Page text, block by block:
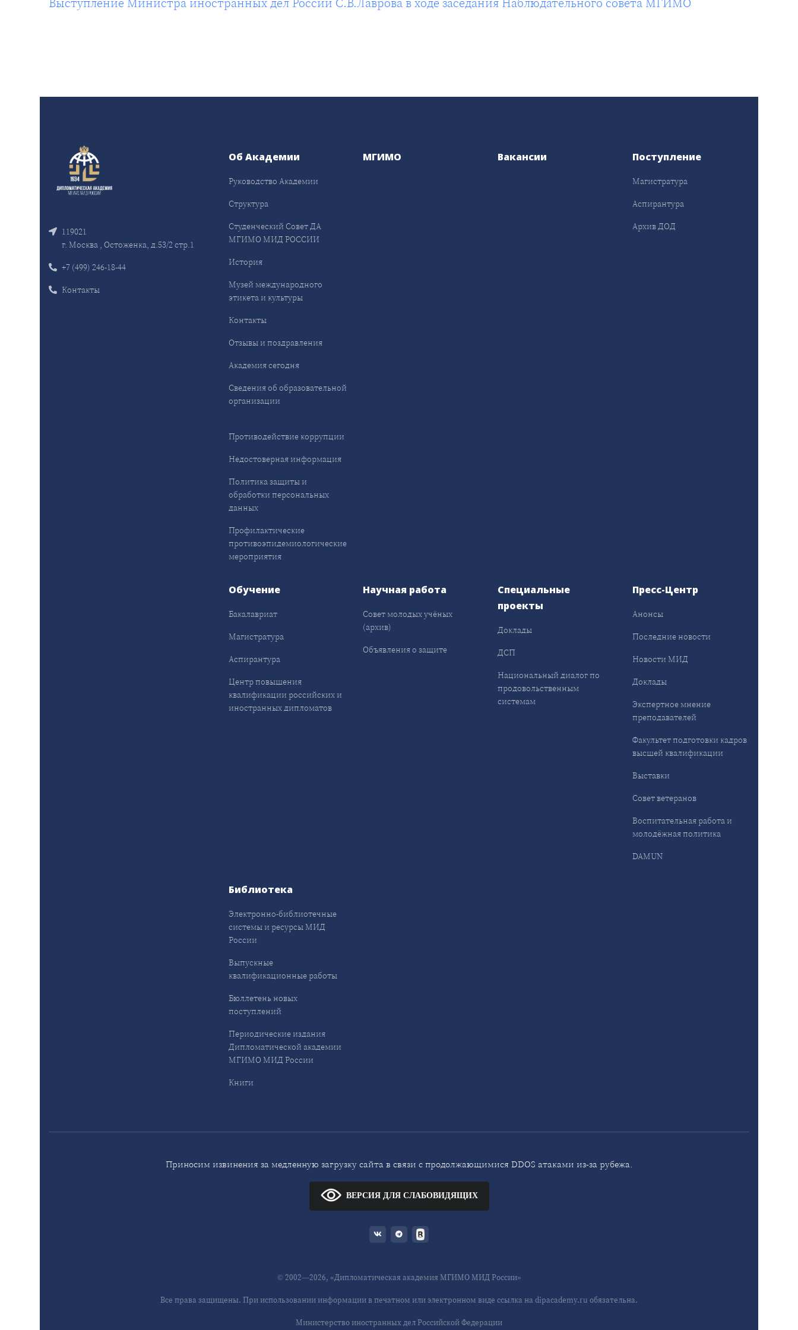
119021
г. Москва , Остоженка, д.53/2 стр.1
+7 (499) 246-18-44
Контакты
Об Академии
Руководство Академии
Структура
Студенческий Совет ДА
МГИМО МИД РОССИИ
История
Музей международного
этикета и культуры
Контакты
Отзывы и поздравления
Академия сегодня
Сведения об образовательной
организации
Противодействие коррупции
Недостоверная информация
Политика защиты и
обработки персональных
данных
Профилактические
противоэпидемиологические
мероприятия
МГИМО Вакансии Поступление
Магистратура
Аспирантура
Архив ДОД
Обучение
Бакалавриат
Магистратура
Аспирантура
Центр повышения
квалификации российских и
иностранных дипломатов
Научная работа
Совет молодых учёных
(архив)
Объявления о защите
Специальные
проекты
Доклады
ДСП
Национальный диалог по
продовольственным
системам
Пресс-Центр
Анонсы
Последние новости
Новости МИД
Доклады
Экспертное мнение
преподавателей
Факультет подготовки кадров
высшей квалификации
Выставки
Совет ветеранов
Воспитательная работа и
молодёжная политика
DAMUN
Библиотека
Электронно-библиотечные
системы и ресурсы МИД
России
Выпускные
квалификационные работы
Бюллетень новых
поступлений
Периодические издания
Дипломатической академии
МГИМО МИД России
Книги
Приносим извинения за медленную загрузку сайта в связи с продолжающимися DDOS атаками из-за рубежа.
ВЕРСИЯ ДЛЯ СЛАБОВИДЯЩИХ
© 2002—2026, «Дипломатическая академия МГИМО МИД России»
Все права защищены. При использовании информации в печатном или электронном виде ссылка на dipacademy.ru обязательна.
Министерство иностранных дел Российской Федерации